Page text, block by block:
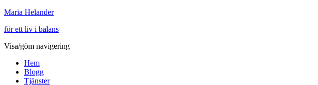
Maria Helander
för ett liv i balans
Visa/göm navigering
Hem
Blogg
Tjänster